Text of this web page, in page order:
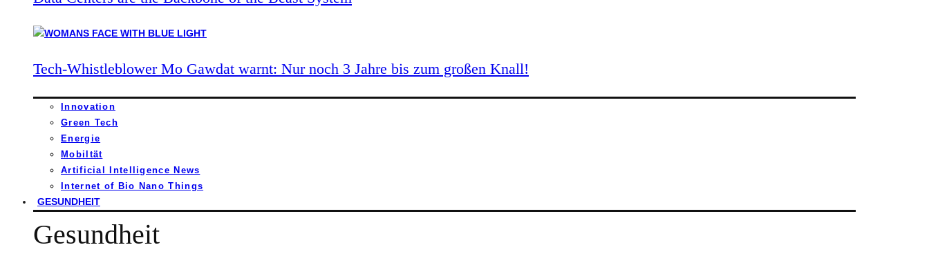
Tech-Whistleblower Mo Gawdat warnt: Nur noch 3 Jahre bis zum großen Knall!
Innovation
Green Tech
Energie
Mobiltät
Artificial Intelligence News
Internet of Bio Nano Things
GESUNDHEIT
Gesundheit